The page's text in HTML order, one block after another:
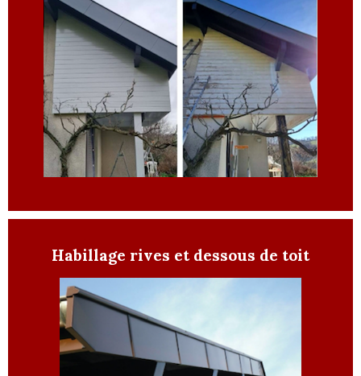
Habillage rives et dessous de toit